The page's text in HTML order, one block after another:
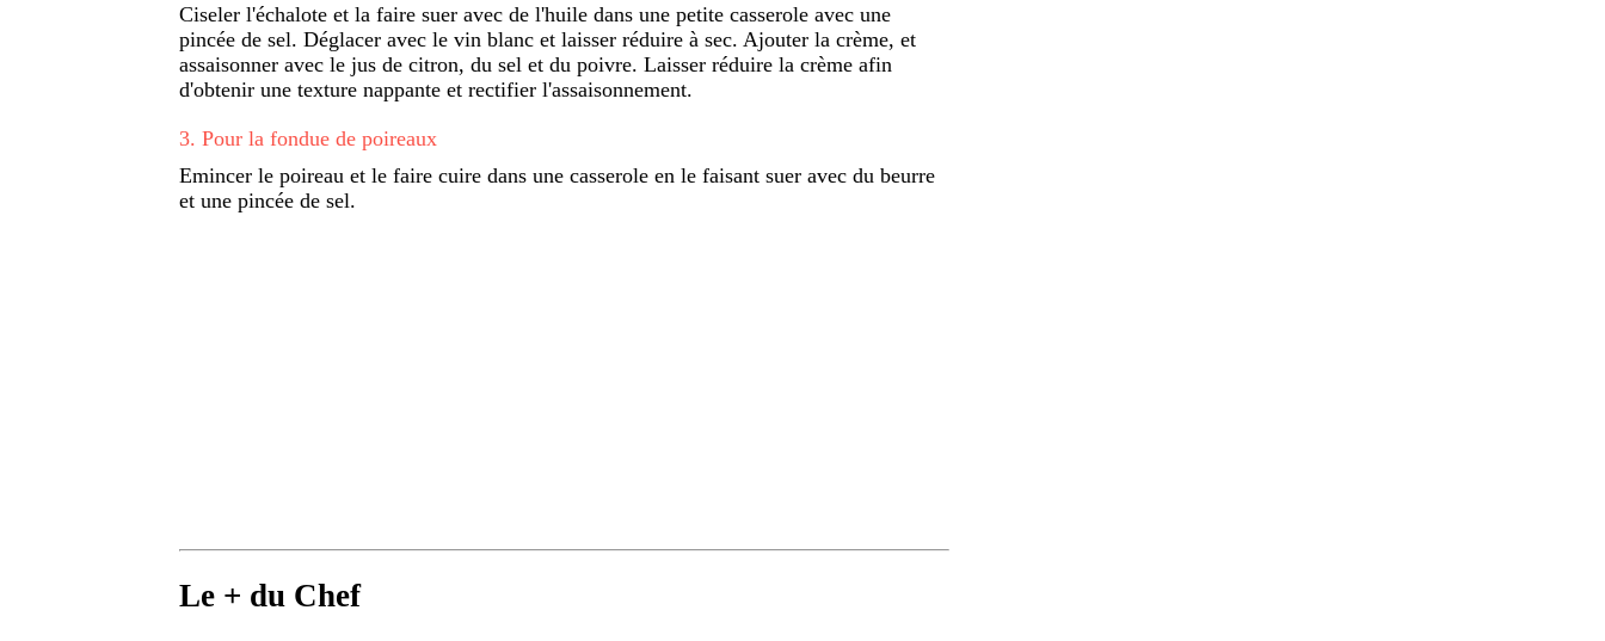
Ciseler l'échalote et la faire suer avec de l'huile dans une petite casserole avec une
pincée de sel. Déglacer avec le vin blanc et laisser réduire à sec. Ajouter la crème, et
assaisonner avec le jus de citron, du sel et du poivre. Laisser réduire la crème afin
d'obtenir une texture nappante et rectifier l'assaisonnement.
3. Pour la fondue de poireaux
Emincer le poireau et le faire cuire dans une casserole en le faisant suer avec du beurre
et une pincée de sel.
Le + du Chef